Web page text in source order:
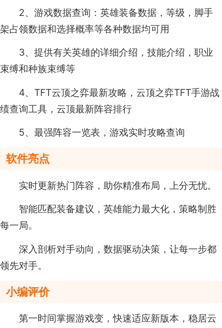
2、游戏数据查询：英雄装备数据，等级，脚手
架占领数据和选择概率等各种数据均可用
3、提供有关英雄的详细介绍，技能介绍，职业
束缚和种族束缚等
4、TFT云顶之弈最新攻略，云顶之弈TFT手游战
绩查询工具，云顶最新阵容排行
5、最强阵容一览表，游戏实时攻略查询
软件亮点
实时更新热门阵容，助你精准布局，上分无忧。
智能匹配装备建议，英雄能力最大化，策略制胜
每一局。
深入剖析对手动向，数据驱动决策，让每一步都
领先对手。
小编评价
第一时间掌握游戏变，快速适应新版本，稳居云